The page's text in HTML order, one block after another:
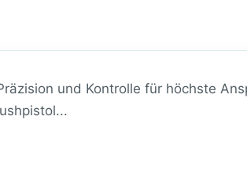
und Kontrolle für höchste